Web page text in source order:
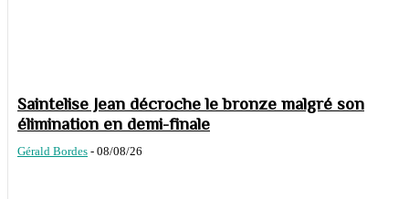
Saintelise Jean décroche le bronze malgré son
élimination en demi-finale
Gérald Bordes - 08/08/26